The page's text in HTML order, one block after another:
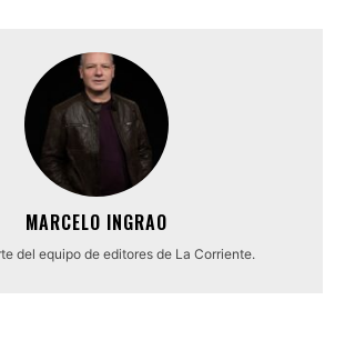
MARCELO INGRAO
del equipo de editores de La Corriente.